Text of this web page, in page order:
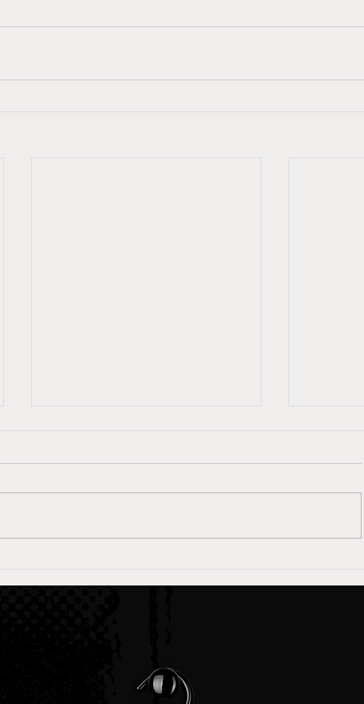
il merch non è più solo una
avere il